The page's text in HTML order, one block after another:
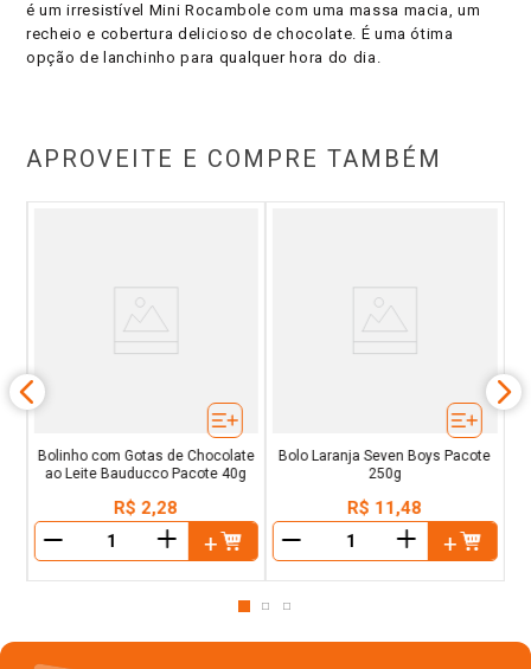
é um irresistível Mini Rocambole com uma massa macia, um
recheio e cobertura delicioso de chocolate. É uma ótima
opção de lanchinho para qualquer hora do dia.
APROVEITE E COMPRE TAMBÉM
Bolinho com Gotas de Chocolate
ao Leite Bauducco Pacote 40g
R$ 2,28
＋
Bolo Laranja Seven Boys Pacote
250g
R$ 11,48
＋